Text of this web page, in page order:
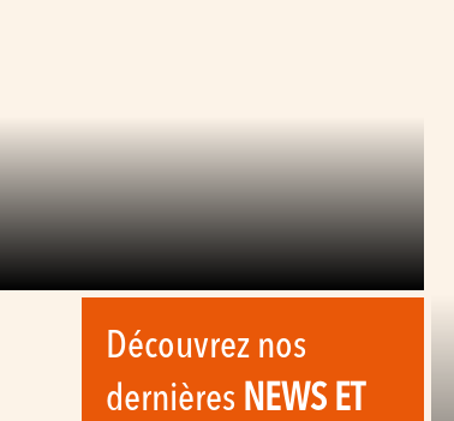
Découvrez nos
dernières NEWS ET